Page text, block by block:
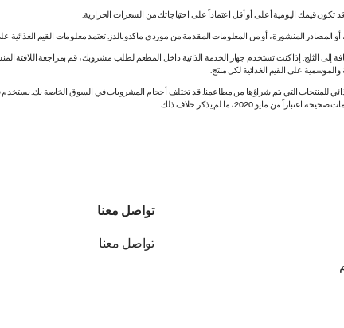
المصادر المنشورة، أو من المعلومات المقدمة من موردي ماكدونالدز. تعتمد معلومات القيم الغذائية
إلى الثلج. إذا كنت تستخدم جهاز الخدمة الذاتية داخل المطعم لطلب مشروبك، قم بمراجعة اللافتة
والموسمية على القيم الغذائية لكل منتج.
للمنتجات التي يتم شراؤها من مطاعمنا. قد تختلف أحجام المشروبات في السوق الخاصة بك.
مايو 2020، ما لم يذكر خلاف ذلك.
تواصل معنا
تواصل معنا